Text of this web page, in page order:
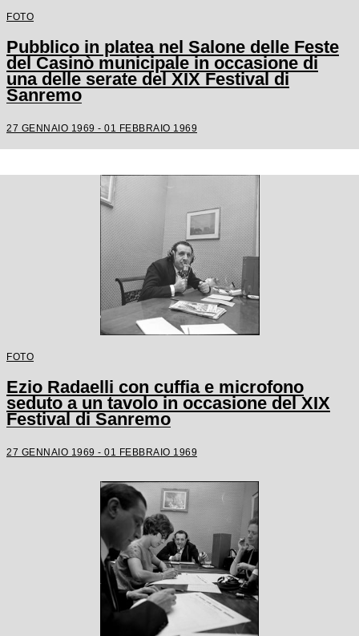
FOTO
Pubblico in platea nel Salone delle Feste
del Casinò municipale in occasione di
una delle serate del XIX Festival di
Sanremo
27 GENNAIO 1969 - 01 FEBBRAIO 1969
FOTO
Ezio Radaelli con cuffia e microfono
seduto a un tavolo in occasione del XIX
Festival di Sanremo
27 GENNAIO 1969 - 01 FEBBRAIO 1969